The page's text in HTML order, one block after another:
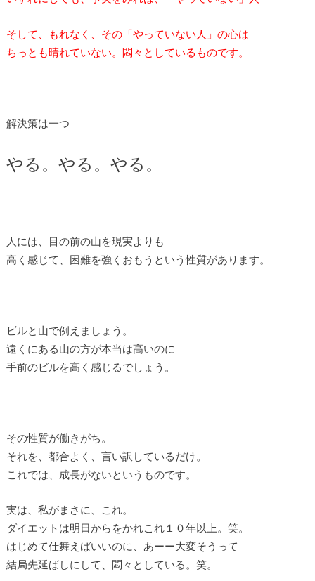
そして、もれなく、その「やっていない人」の心は
ちっとも晴れていない。悶々としているものです。
解決策は一つ
やる。やる。やる。
人には、目の前の山を現実よりも
高く感じて、困難を強くおもうという性質があります。
ビルと山で例えましょう。
遠くにある山の方が本当は高いのに
手前のビルを高く感じるでしょう。
その性質が働きがち。
それを、都合よく、言い訳しているだけ。
これでは、成長がないというものです。
実は、私がまさに、これ。
ダイエットは明日からをかれこれ１０年以上。笑。
はじめて仕舞えばいいのに、あーー大変そうって
結局先延ばしにして、悶々としている。笑。